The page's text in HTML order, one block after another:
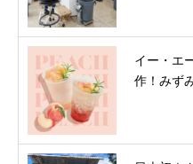
イー・エ
作！みず